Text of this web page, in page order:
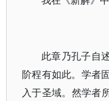
此章乃孔子自
阶程有如此。学者
入于圣域。然学者